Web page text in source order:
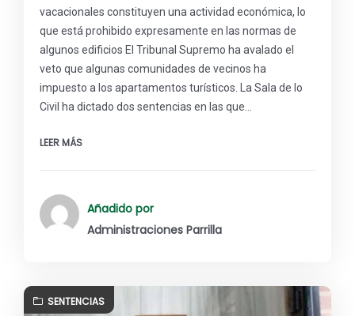
vacacionales constituyen una actividad económica, lo
que está prohibido expresamente en las normas de
algunos edificios El Tribunal Supremo ha avalado el
veto que algunas comunidades de vecinos ha
impuesto a los apartamentos turísticos. La Sala de lo
Civil ha dictado dos sentencias en las que…
LEER MÁS
Añadido por
Administraciones Parrilla
SENTENCIAS